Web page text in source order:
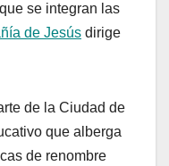
se integran las
de Jesús dirige
de la Ciudad de
que alberga
de renombre